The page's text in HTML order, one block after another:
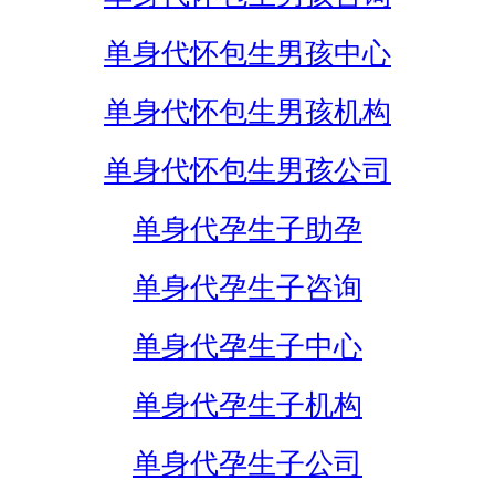
单身代怀包生男孩中心
单身代怀包生男孩机构
单身代怀包生男孩公司
单身代孕生子助孕
单身代孕生子咨询
单身代孕生子中心
单身代孕生子机构
单身代孕生子公司